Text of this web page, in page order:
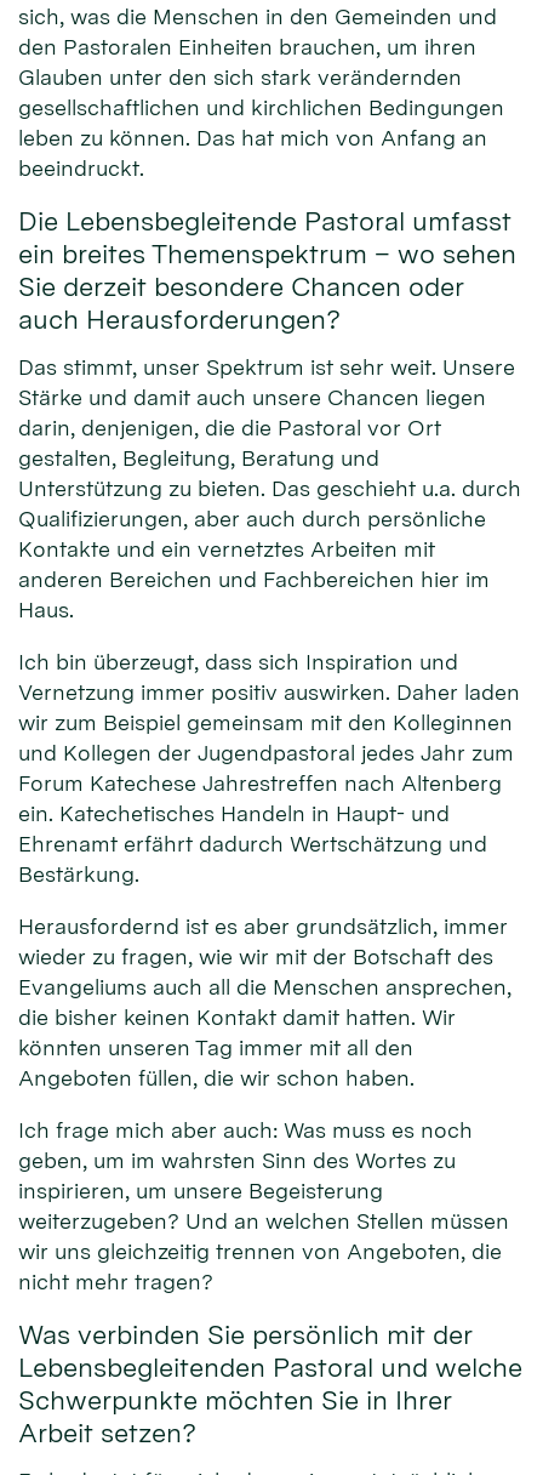
sich, was die Menschen in den Gemeinden und
den Pastoralen Einheiten brauchen, um ihren
Glauben unter den sich stark verändernden
gesellschaftlichen und kirchlichen Bedingungen
leben zu können. Das hat mich von Anfang an
beeindruckt.
Die Lebensbegleitende Pastoral umfasst
ein breites Themenspektrum – wo sehen
Sie derzeit besondere Chancen oder
auch Herausforderungen?
Das stimmt, unser Spektrum ist sehr weit. Unsere
Stärke und damit auch unsere Chancen liegen
darin, denjenigen, die die Pastoral vor Ort
gestalten, Begleitung, Beratung und
Unterstützung zu bieten. Das geschieht u.a. durch
Qualifizierungen, aber auch durch persönliche
Kontakte und ein vernetztes Arbeiten mit
anderen Bereichen und Fachbereichen hier im
Haus.
Ich bin überzeugt, dass sich Inspiration und
Vernetzung immer positiv auswirken. Daher laden
wir zum Beispiel gemeinsam mit den Kolleginnen
und Kollegen der Jugendpastoral jedes Jahr zum
Forum Katechese Jahrestreffen nach Altenberg
ein. Katechetisches Handeln in Haupt- und
Ehrenamt erfährt dadurch Wertschätzung und
Bestärkung.
Herausfordernd ist es aber grundsätzlich, immer
wieder zu fragen, wie wir mit der Botschaft des
Evangeliums auch all die Menschen ansprechen,
die bisher keinen Kontakt damit hatten. Wir
könnten unseren Tag immer mit all den
Angeboten füllen, die wir schon haben.
Ich frage mich aber auch: Was muss es noch
geben, um im wahrsten Sinn des Wortes zu
inspirieren, um unsere Begeisterung
weiterzugeben? Und an welchen Stellen müssen
wir uns gleichzeitig trennen von Angeboten, die
nicht mehr tragen?
Was verbinden Sie persönlich mit der
Lebensbegleitenden Pastoral und welche
Schwerpunkte möchten Sie in Ihrer
Arbeit setzen?